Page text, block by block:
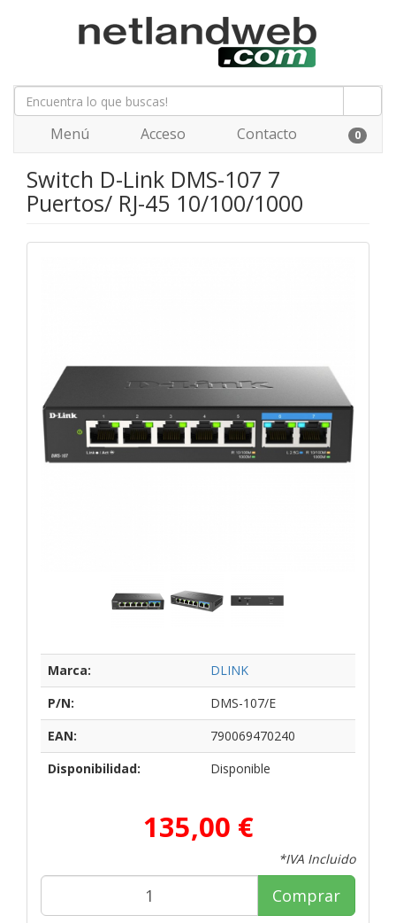
Menú Acceso Contacto 0
Switch D-Link DMS-107 7
Puertos/ RJ-45 10/100/1000
Marca:
DLINK
P/N:
DMS-107/E
EAN:
790069470240
Disponibilidad:
Disponible
135,00 €
*IVA Incluido
Comprar